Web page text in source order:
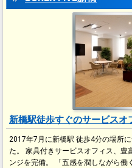
新橋駅徒歩すぐのサービスオ
2017年7月に新橋駅 徒歩4分の場所
た。 家具付きサービスオフィス、豊
ンジを完備。 「五感を潤しながら働